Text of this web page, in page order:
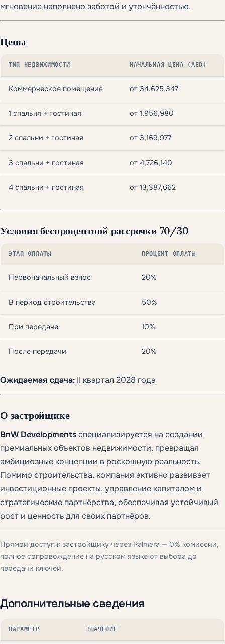
мгновение наполнено заботой и утончённостью.
Цены
ТИП НЕДВИЖИМОСТИ НАЧАЛЬНАЯ ЦЕНА (AED)
Коммерческое помещение от 34,625,347
1 спальня + гостиная от 1,956,980
2 спальни + гостиная от 3,169,977
3 спальни + гостиная от 4,726,140
4 спальни + гостиная от 13,387,662
Условия беспроцентной рассрочки 70/30
ЭТАП ОПЛАТЫ ПРОЦЕНТ ОПЛАТЫ
Первоначальный взнос 20%
В период строительства 50%
При передаче 10%
После передачи 20%
Ожидаемая сдача: II квартал 2028 года
О застройщике
BnW Developmentsспециализируется на создании
премиальных объектов недвижимости, превращая
амбициозные концепции в роскошную реальность.
Помимо строительства, компания активно развивает
инвестиционные проекты, управление капиталом и
стратегические партнёрства, обеспечивая устойчивый
рост и ценность для своих партнёров.
Прямой доступ к застройщику через Palmera — 0% комиссии,
полное сопровождение на русском языке от выбора до
передачи ключей.
Дополнительные сведения
ПАРАМЕТР ЗНАЧЕНИЕ